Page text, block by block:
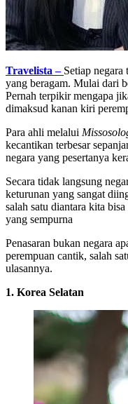
Travelista – Setiap
yang beragam. Mulai dari
Pernah terpikir mengapa
dimaksud kanan kiri
Para ahli melalui
kecantikan terbesar
negara yang pesertanya
Secara tidak langsung
keturunan yang sangat
salah satu diantara kita
yang sempurna
Penasaran bukan negara
perempuan cantik, salah
ulasannya.
1. Korea Selatan